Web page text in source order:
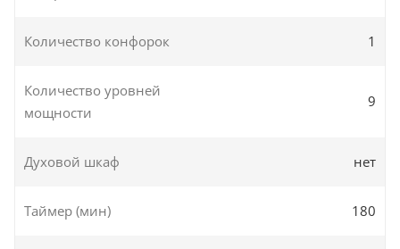
Количество конфорок 1
Количество уровней
мощности
9
Духовой шкаф нет
Таймер (мин) 180